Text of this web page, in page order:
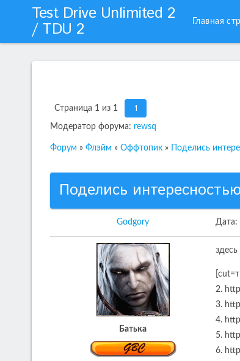
Test Drive Unlimited 2
/ TDU 2 Главная
Страница 1 из 1 1
Модератор форума: rewsq
Форум » Флэйм » Оффтопик » Поделись
Поделись
Godgory Дата:
Батька
2.
3.
4.
5.
6.